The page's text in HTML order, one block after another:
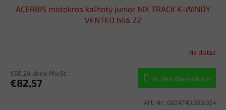
ACERBIS motokros kalhoty junior MX TRACK K-WINDY
VENTED bílá 22
Na dotaz
€68,24 ohne MwSt.
€82,57 In den Warenkorb
Art.-Nr.: 0024740.030.024